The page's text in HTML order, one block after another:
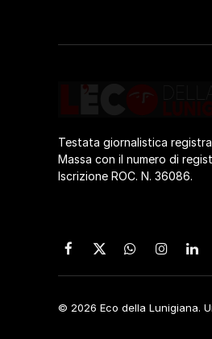
Testata giornalistica
Massa con il numero di
Iscrizione ROC. N. 36086.
Facebook
X
(Twitter)
WhatsApp
© 2026 Eco della Lunigiana.